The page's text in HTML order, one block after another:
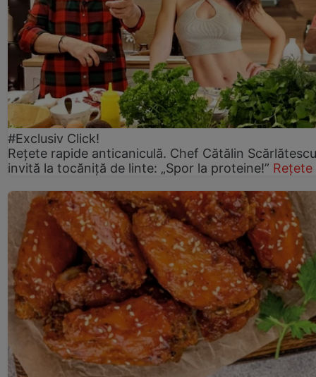
#Exclusiv Click!
Rețete rapide anticaniculă. Chef Cătălin
invită la tocăniță de linte: „Spor la proteine!” Rețete